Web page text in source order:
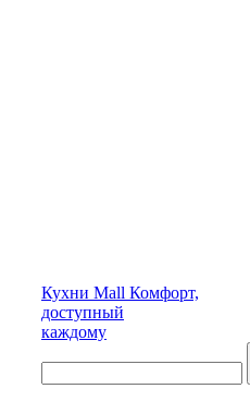
Кухни Mall Комфорт,
доступный
каждому